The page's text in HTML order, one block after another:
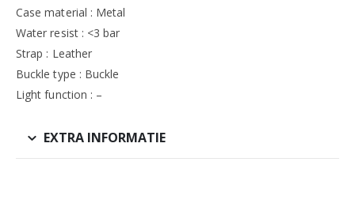
Case material : Metal
Water resist : <3 bar
Strap : Leather
Buckle type : Buckle
Light function : –
EXTRA INFORMATIE